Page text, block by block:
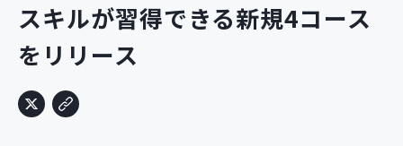
システム構築支援
定型コース
スキルが習得できる新規4コース
をリリース